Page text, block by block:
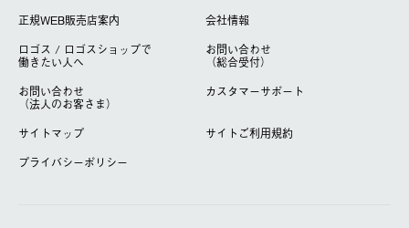
正規WEB販売店案内
会社情報
ロゴス / ロゴスショップで
働きたい人へ
お問い合わせ
（総合受付）
お問い合わせ
（法人のお客さま）
カスタマーサポート
サイトマップ
サイトご利用規約
プライバシーポリシー